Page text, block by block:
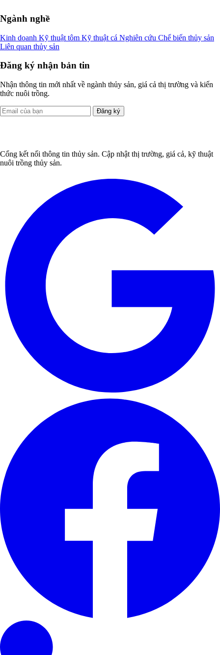
Ngành nghề
Kinh doanh Kỹ thuật tôm Kỹ thuật cá Nghiên cứu Chế biến thủy sản
Liên quan thủy sản
Đăng ký nhận bản tin
Nhận thông tin mới nhất về ngành thủy sản, giá cả thị trường và kiến
thức nuôi trồng.
Đăng ký
Cổng kết nối thông tin thủy sản. Cập nhật thị trường, giá cả, kỹ thuật
nuôi trồng thủy sản.